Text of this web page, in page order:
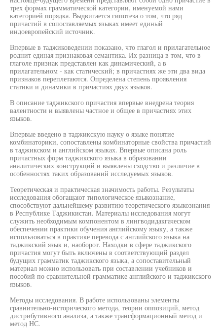
трех формах грамматической категории, именуемой нами
категорией порядка. Выдвигается гипотеза о том, что ряд
причастий в сопоставляемых языках имеет единый
индоевропейский источник.
Впервые в таджиковедении показано, что глагол и прилагательное
роднит единая признаковая семантика. Их разница в том, что в
глаголе признак представлен как динамический, а в
прилагательном - как статический; в причастиях же эти два вида
признаков переплетаются. Определена степень проявления
статики и динамики в причастиях двух языков.
В описание таджикского причастия впервые внедрена теория
валентности и выявлены частное и общее в причастиях этих
языков.
Впервые введено в таджикскую науку о языке понятие
комбинаторики, сопоставлены комбинаторные свойства причастий
в таджикском и английском языках. Впервые описана роль
причастных форм таджикского языка в образовании
аналитических конструкций и выявлены сходство и различие в
особенностях таких образований исследуемых языков.
Теоретическая и практическая значимость работы. Результаты
исследования обогащают типологическое языкознание,
способствуют дальнейшему развитию теоретического языкознания
в Республике Таджикистан. Материалы исследования могут
служить необходимым компонентом в лингводидакгаческом
обеспечении практики обучения английскому языку, а также
использоваться в практике перевода с английского языка на
таджикский язык и, наоборот. Находки в сфере таджикского
причастия могут быть включены в соответствующий раздел
будущих грамматик таджикского языка, а сопоставительный
материал можно использовать при составлении учебников и
пособий по сравнительной грамматике английского и таджикского
языков.
Методы исследования. В работе использованы элементы
сравнительно-исторического метода, теории оппозиций, метод
дистрибутивного анализа, а также трансформационный метод и
метод НС.